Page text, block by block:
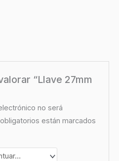
“Llave 27mm
no será
están marcados